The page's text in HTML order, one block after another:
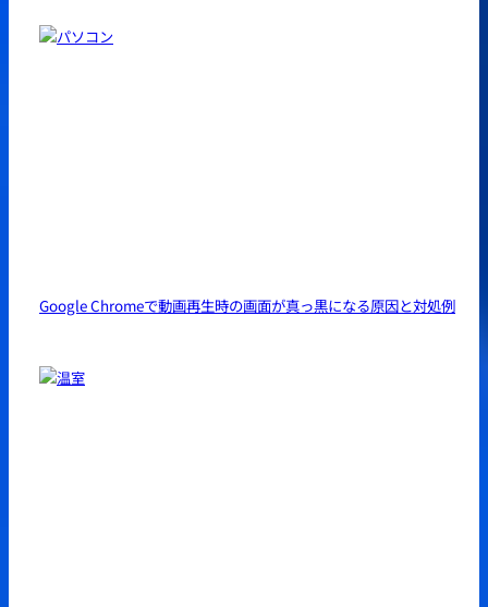
Google Chromeで動画再生時の画面が真っ黒になる原因と対処例